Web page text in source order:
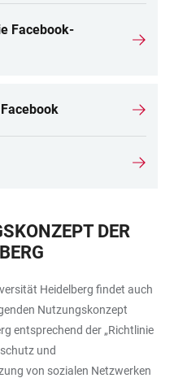
Facebook-
DER
Heidelberg findet auch
Nutzungskonzept
entsprechend der „Richtlinie
und
von sozialen Netzwerken